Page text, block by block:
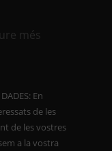
En
de les
de les vostres
a la vostra